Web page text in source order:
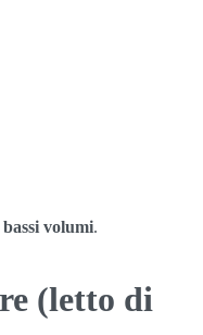
volumi.
(letto di